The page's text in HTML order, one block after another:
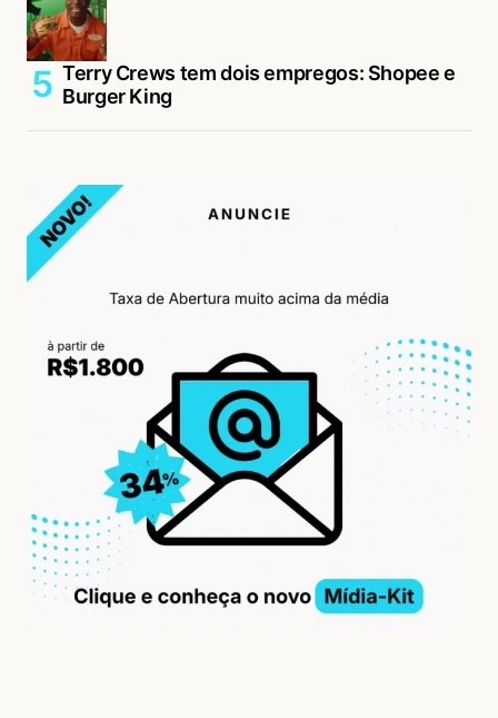
Terry Crews tem dois empregos: Shopee e
Burger King